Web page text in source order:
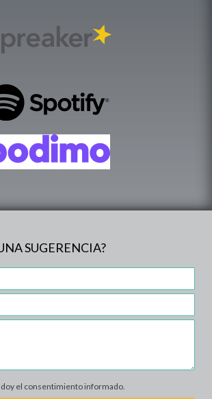
SUGERENCIA?
el consentimiento informado.